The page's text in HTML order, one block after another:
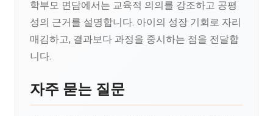
학부모 면담에서는 교육적 의의를 강조하고 공평
성의 근거를 설명합니다. 아이의 성장 기회로 자리
매김하고, 결과보다 과정을 중시하는 점을 전달합
니다.
자주 묻는 질문